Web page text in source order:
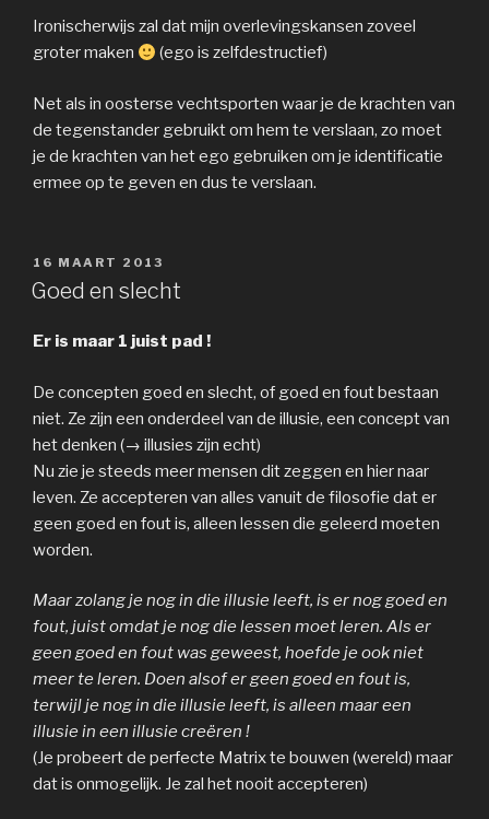
Ironischerwijs zal dat mijn overlevingskansen zoveel
groter maken
(ego is zelfdestructief)
Net als in oosterse vechtsporten waar je de krachten van
de tegenstander gebruikt om hem te verslaan, zo moet
je de krachten van het ego gebruiken om je identificatie
ermee op te geven en dus te verslaan.
GEPLAATST
OP
16 MAART 2013
Goed en slecht
Er is maar 1 juist pad !
De concepten goed en slecht, of goed en fout bestaan
niet. Ze zijn een onderdeel van de illusie, een concept van
het denken (→ illusies zijn echt)
Nu zie je steeds meer mensen dit zeggen en hier naar
leven. Ze accepteren van alles vanuit de filosofie dat er
geen goed en fout is, alleen lessen die geleerd moeten
worden.
Maar zolang je nog in die illusie leeft, is er nog goed en
fout, juist omdat je nog die lessen moet leren. Als er
geen goed en fout was geweest, hoefde je ook niet
meer te leren. Doen alsof er geen goed en fout is,
terwijl je nog in die illusie leeft, is alleen maar een
illusie in een illusie creëren !
(Je probeert de perfecte Matrix te bouwen (wereld) maar
dat is onmogelijk. Je zal het nooit accepteren)